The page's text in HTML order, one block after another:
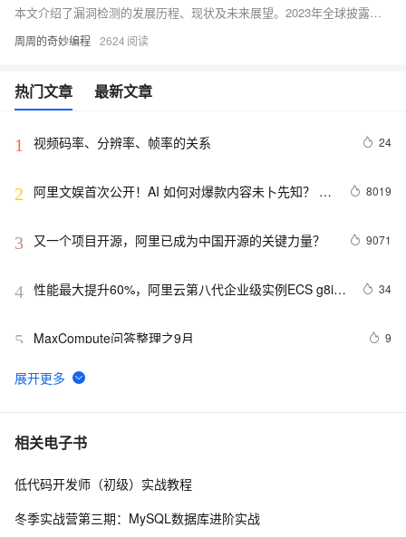
本文介绍了漏洞检测的发展历程、现状及未来展望。2023年全球披露的漏洞数量达26447个，同比增长5.2%，其中超过7000个具有利用代码，115个已被广泛利用，涉及多个知名软件和系统。文章探讨了从人工审计到AI技术的应用，强调了数据集质量对模型性能的重要性，并展示了不同检测模型的工作原理与实现方法。此外，还讨论了对抗攻击对模型的影响及提高模型可解释性的多种方法，展望了未来通过任务大模型实现自动化漏洞检测与修复的趋势。
周周的奇妙编程 2624
热门文章 最新文章
1 视频码率、分辨率、帧率的关系 24
2
阿里文娱首次公开！AI 如何对爆款内容未卜先知？  |
8019
3 又一个项目开源，阿里已成为中国开源的关键力量？ 9071
4 性能最大提升60%，阿里云第八代企业级实例ECS g8i正
34
5 MaxCompute问答整理之9月 9
6
RTMP、RTSP、HTTP视频协议详解（附：直播流地
7 业界 | 从未卜先知的信号灯说起，阿里城市大脑的智慧
8 先知白帽大会图记：让安全再暖一点
相关电子书
低代码开发师（初级）实战教程
冬季实战营第三期：MySQL数据库进阶实战